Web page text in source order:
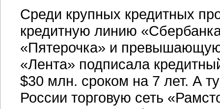
Среди крупных кредитных
кредитную линию
«Пятерочка» и
«Лента» подписала
$30 млн. сроком на 7 лет. А
России торговую сеть